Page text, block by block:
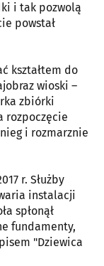
i tak pozwolą
powstał
kształtem do
wioski –
zbiórki
rozpoczęcie
i rozmarznie
r. Służby
instalacji
spłonął
fundamenty,
"Dziewica